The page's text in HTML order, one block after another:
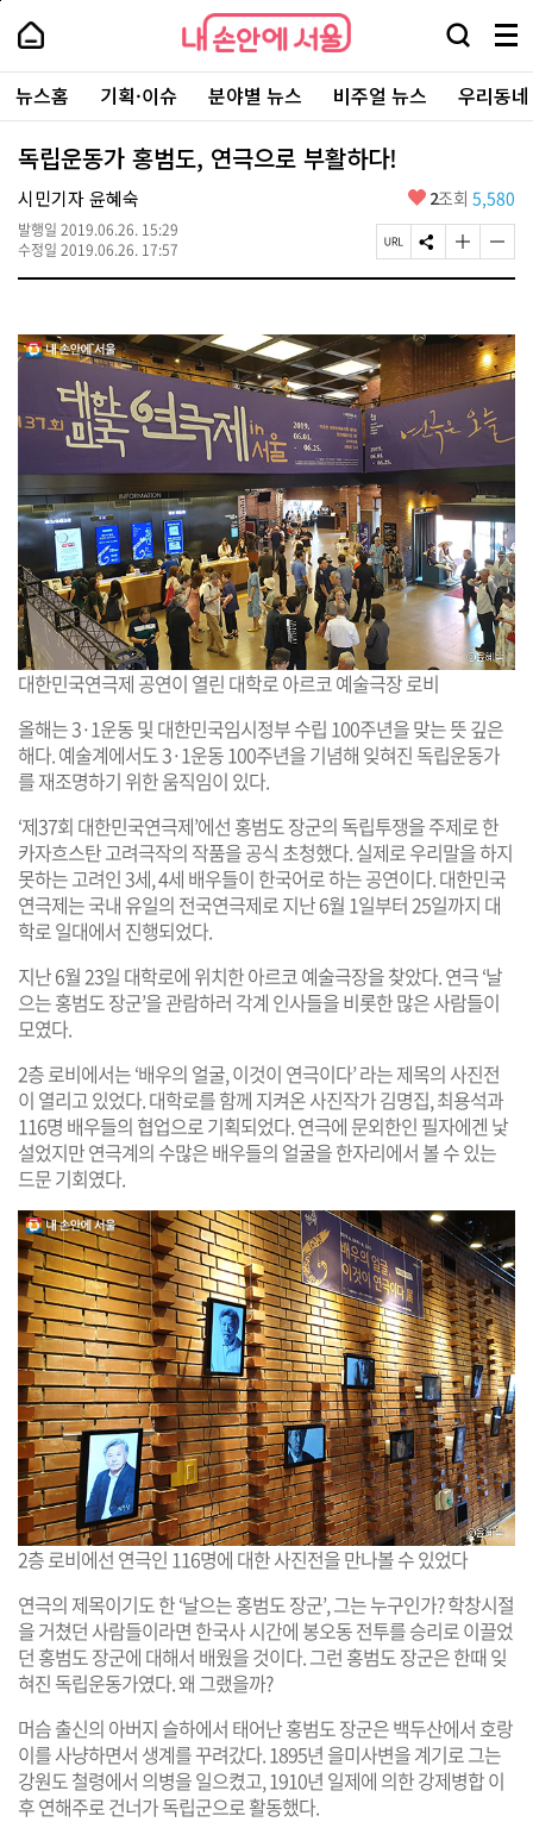
본
로
가
내
손
안
에
서
울
-
서
울
시
대
표
소
털
내
손
에
울
검
창
열
기
메
뉴
전
체
보
주
요
서
뉴스홈 기획·이슈 분야별 뉴스 비주얼 뉴스 우리동
독립운동가 홍범도, 연극으로 부활하다!
시민기자 윤혜숙
발행일 2019.06.26. 15:29
수정일 2019.06.26. 17:57
좋
요
2조회 5,580
페
이
R
L
복
사
S
N
유
하
기
글
자
크
게
변
경
하
기
글
자
작
게
변
경
하
기
대한민국연극제 공연이 열린 대학로 아르코 예술극장 로비
올해는 3·1운동 및 대한민국임시정부 수립 100주년을 맞는 뜻 깊은
해다. 예술계에서도 3·1운동 100주년을 기념해 잊혀진 독립운동가
를 재조명하기 위한 움직임이 있다.
‘제37회 대한민국연극제’에선 홍범도 장군의 독립투쟁을 주제로 한
카자흐스탄 고려극작의 작품을 공식 초청했다. 실제로 우리말을 하지
못하는 고려인 3세, 4세 배우들이 한국어로 하는 공연이다. 대한민국
연극제는 국내 유일의 전국연극제로 지난 6월 1일부터 25일까지 대
학로 일대에서 진행되었다.
지난 6월 23일 대학로에 위치한 아르코 예술극장을 찾았다. 연극 ‘날
으는 홍범도 장군’을 관람하러 각계 인사들을 비롯한 많은 사람들이
모였다.
2층 로비에서는 ‘배우의 얼굴, 이것이 연극이다’ 라는 제목의 사진전
이 열리고 있었다. 대학로를 함께 지켜온 사진작가 김명집, 최용석과
116명 배우들의 협업으로 기획되었다. 연극에 문외한인 필자에겐 낯
설었지만 연극계의 수많은 배우들의 얼굴을 한자리에서 볼 수 있는
드문 기회였다.
2층 로비에선 연극인 116명에 대한 사진전을 만나볼 수 있었다
연극의 제목이기도 한 ‘날으는 홍범도 장군’, 그는 누구인가? 학창시절
을 거쳤던 사람들이라면 한국사 시간에 봉오동 전투를 승리로 이끌었
던 홍범도 장군에 대해서 배웠을 것이다. 그런 홍범도 장군은 한때 잊
혀진 독립운동가였다. 왜 그랬을까?
머슴 출신의 아버지 슬하에서 태어난 홍범도 장군은 백두산에서 호랑
이를 사냥하면서 생계를 꾸려갔다. 1895년 을미사변을 계기로 그는
강원도 철령에서 의병을 일으켰고, 1910년 일제에 의한 강제병합 이
후 연해주로 건너가 독립군으로 활동했다.
페
상
단
로